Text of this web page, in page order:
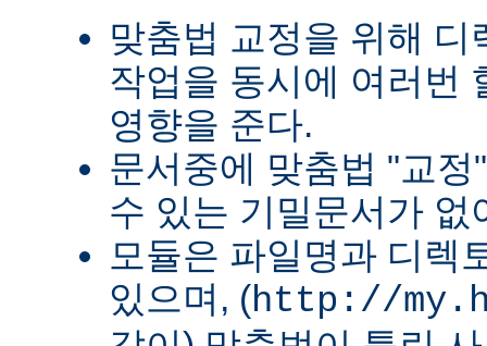
맞춤법 교정을 위해
작업을 동시에 여러번
영향을 준다.
문서중에 맞춤법 "교
수 있는 기밀문서가 없
모듈은 파일명과 디렉
있으며, (http://